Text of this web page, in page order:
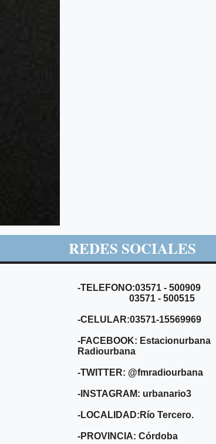
REDES SOCIALES
-TELEFONO:03571 - 500909
03571 - 500515
-CELULAR:03571-15569969
-FACEBOOK: Estacionurbana
Radiourbana
-TWITTER: @fmradiourbana
-INSTAGRAM: urbanario3
-LOCALIDAD:Río Tercero.
-PROVINCIA: Córdoba